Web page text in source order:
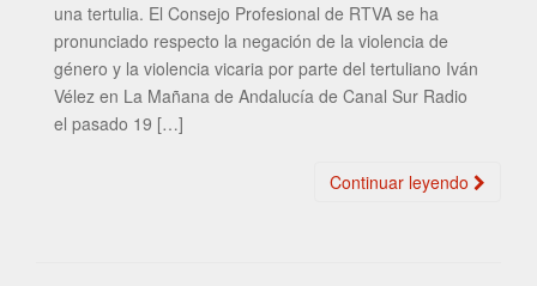
una tertulia. El Consejo Profesional de RTVA se ha
pronunciado respecto la negación de la violencia de
género y la violencia vicaria por parte del tertuliano Iván
Vélez en La Mañana de Andalucía de Canal Sur Radio
el pasado 19 […]
Continuar leyendo